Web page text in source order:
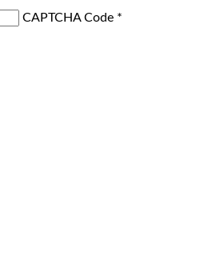
CAPTCHA Code *